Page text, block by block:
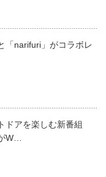
「narifuri」がコラボレ
ドアを楽しむ新番組
W…